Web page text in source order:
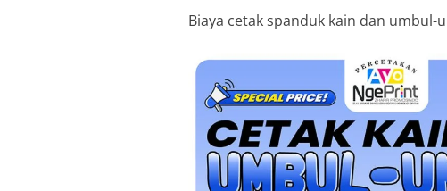
Biaya cetak spanduk kain dan